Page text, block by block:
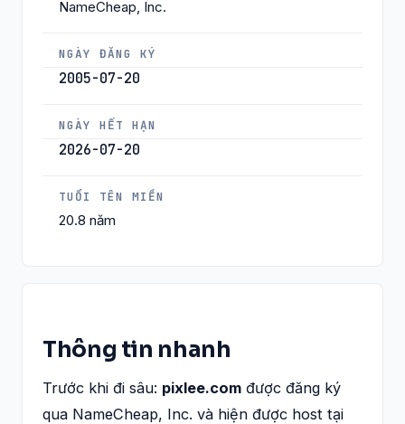
NameCheap, Inc.
NGÀY ĐĂNG KÝ
2005-07-20
NGÀY HẾT HẠN
2026-07-20
TUỔI TÊN MIỀN
20.8 năm
Thông tin nhanh
Trước khi đi sâu: pixlee.com được đăng ký
qua NameCheap, Inc. và hiện được host tại